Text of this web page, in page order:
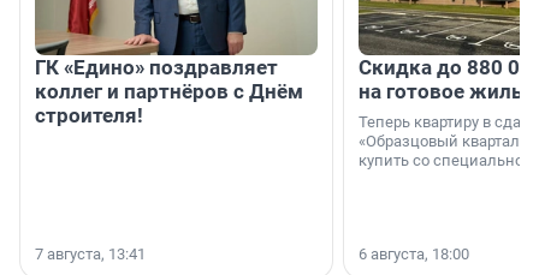
ГК «Едино» поздравляет
коллег и партнёров с Днём
строителя!
7 августа, 13:41
Скидка до 880
на готовое
Теперь квартиру в
«Образцовый квартал
купить со специальной
6 августа, 18:00